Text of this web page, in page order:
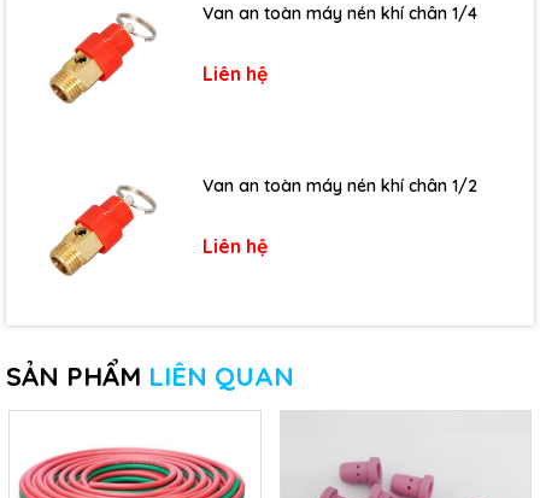
Van an toàn máy nén khí chân 1/4
Liên hệ
Van an toàn máy nén khí chân 1/2
Liên hệ
SẢN PHẨM LIÊN QUAN